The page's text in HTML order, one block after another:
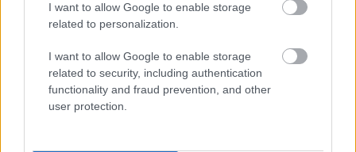
I want to allow Google to enable storage
related to personalization.
I want to allow Google to enable storage
related to security, including authentication
functionality and fraud prevention, and other
user protection.
Εκπαιδευτικοί Αναπληρωτές Ειδική Αγωγή